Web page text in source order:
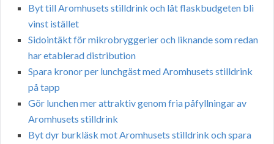
Byt till Aromhusets stilldrink och låt flaskbudgeten bli
vinst istället
Sidointäkt för mikrobryggerier och liknande som redan
har etablerad distribution
Spara kronor per lunchgäst med Aromhusets stilldrink
på tapp
Gör lunchen mer attraktiv genom fria påfyllningar av
Aromhusets stilldrink
Byt dyr burkläsk mot Aromhusets stilldrink och spara